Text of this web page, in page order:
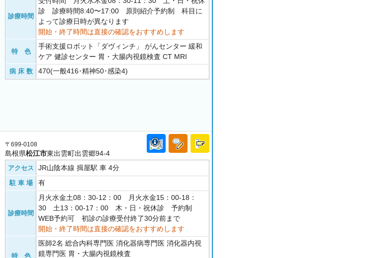
診療時間
診 診療時間8:40〜17:00 原則紹介予約制 科目に
よって診療日時が異なります
開始・終了時間は直接の確認をおすすめします
特 色
手術支援ロボット「ダヴィンチ」 がんセンター 緩和
ケア 健診センター 胃・大腸内視鏡検査 CT MRI
病 床 数 470(一般416･精神50･感染4)
〒699-0108
島根県松江市東出雲町出雲郷94-4
アクセス JR山陰本線 揖屋駅 車 4分
駐 車 場 有
診療時間
月火水金土08：30-12：00 月火水金15：00-18：
30 土13：00-17：00 木・日・祝休診 予約制
WEB予約可 初診の診療受付終了30分前まで
開始・終了時間は直接の確認をおすすめします
特 色
医師2名 総合内科専門医 消化器病専門医 消化器内視
鏡専門医 胃・大腸内視鏡検査